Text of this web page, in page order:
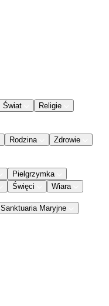
Świat
Religie
Rodzina
Zdrowie
Pielgrzymka
Święci Wiara
Sanktuaria Maryjne